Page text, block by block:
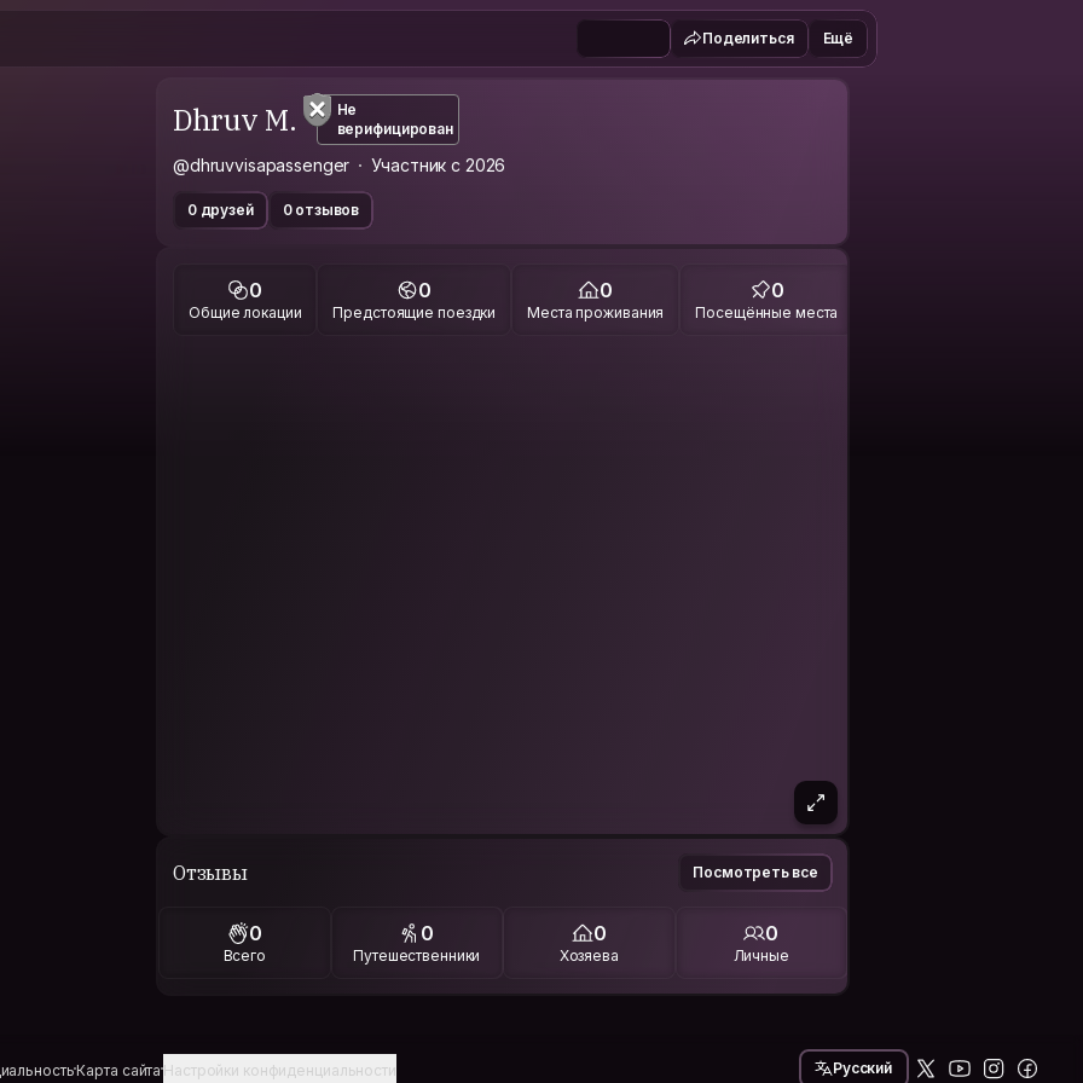
Поделиться Ещё
Dhruv M.
Не
верифицирован
@dhruvvisapassenger Участник с 2026
0 друзей 0 отзывов
0
Общие локации
0
Предстоящие поездки
0
Места проживания
0
Посещённые места
Отзывы Посмотреть все
0
Всего
0
Путешественники
0
Хозяева
0
Личные
Карта сайтаНастройки конфиденциальности Русский